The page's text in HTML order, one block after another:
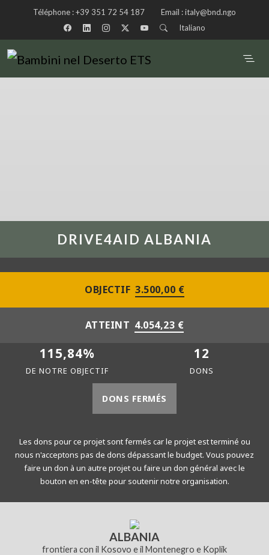
Téléphone :+39 351 72 54 187 Email :italy@bnd.ngo
Italiano
DRIVE4AID ALBANIA
OBJECTIF 3.500,00 €
ATTEINT 4.054,23 €
115,84%
DE NOTRE OBJECTIF
12
DONS
DONS FERMÉS
Les dons pour ce projet sont fermés car le projet est terminé ou
nous n'acceptons pas de dons dépassant le budget. Vous pouvez
faire un don à un autre projet ou faire un don général avec le
bouton en en-tête pour soutenir notre organisation.
ALBANIA
frontiera con il Kosovo e il Montenegro e Koplik